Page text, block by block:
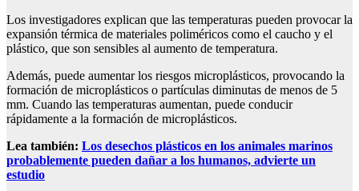
Los investigadores explican que las temperaturas pueden provocar la
expansión térmica de materiales poliméricos como el caucho y el
plástico, que son sensibles al aumento de temperatura.
Además, puede aumentar los riesgos microplásticos, provocando la
formación de microplásticos o partículas diminutas de menos de 5
mm. Cuando las temperaturas aumentan, puede conducir
rápidamente a la formación de microplásticos.
Lea también: Los desechos plásticos en los animales marinos
probablemente pueden dañar a los humanos, advierte un
estudio